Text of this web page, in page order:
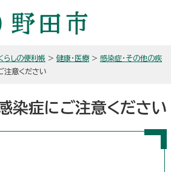
らしの便利帳 > 健康・医療 > 感染症・その他の疾
注意ください
染症にご注意ください